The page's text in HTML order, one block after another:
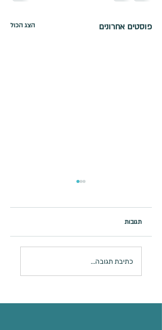
פוסטים אחרונים הצג הכול
כשמשתפים אותי בחוויה
תגובות
כתיבת תגובה...